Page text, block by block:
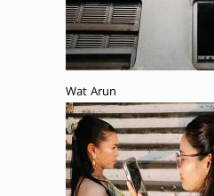
Wat Arun